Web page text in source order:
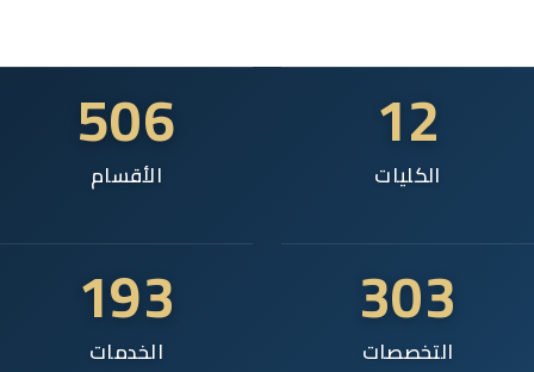
12
الكليات
506
الأقسام
303
التخصصات
193
الخدمات